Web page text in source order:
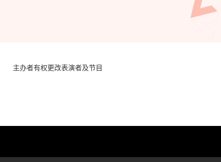
主办者有权更改表演者及节目